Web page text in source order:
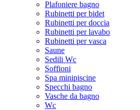
Plafoniere bagno
Rubinetti per bidet
Rubinetti per doccia
Rubinetti per lavabo
Rubinetti per vasca
Saune
Sedili Wc
Soffioni
Spa minipiscine
Specchi bagno
Vasche da bagno
Wc